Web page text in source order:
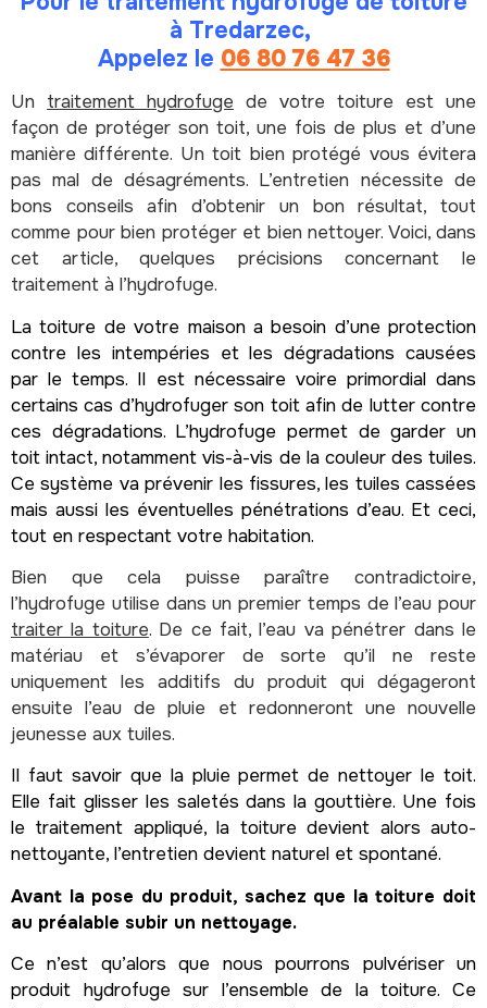
à Tredarzec,
Appelez le 06 80 76 47 36
Un traitement hydrofuge de votre toiture est une
façon de protéger son toit, une fois de plus et d’une
manière différente. Un toit bien protégé vous évitera
pas mal de désagréments. L’entretien nécessite de
bons conseils afin d’obtenir un bon résultat, tout
comme pour bien protéger et bien nettoyer. Voici, dans
cet article, quelques précisions concernant le
traitement à l’hydrofuge.
La toiture de votre maison a besoin d’une protection
contre les intempéries et les dégradations causées
par le temps. Il est nécessaire voire primordial dans
certains cas d’hydrofuger son toit afin de lutter contre
ces dégradations. L’hydrofuge permet de garder un
toit intact, notamment vis-à-vis de la couleur des tuiles.
Ce système va prévenir les fissures, les tuiles cassées
mais aussi les éventuelles pénétrations d’eau. Et ceci,
tout en respectant votre habitation.
Bien que cela puisse paraître contradictoire,
l’hydrofuge utilise dans un premier temps de l’eau pour
traiter la toiture. De ce fait, l’eau va pénétrer dans le
matériau et s’évaporer de sorte qu’il ne reste
uniquement les additifs du produit qui dégageront
ensuite l’eau de pluie et redonneront une nouvelle
jeunesse aux tuiles.
Il faut savoir que la pluie permet de nettoyer le toit.
Elle fait glisser les saletés dans la gouttière. Une fois
le traitement appliqué, la toiture devient alors auto-
nettoyante, l’entretien devient naturel et spontané.
Avant la pose du produit, sachez que la toiture doit
au préalable subir un nettoyage.
Ce n’est qu’alors que nous pourrons pulvériser un
produit hydrofuge sur l’ensemble de la toiture. Ce